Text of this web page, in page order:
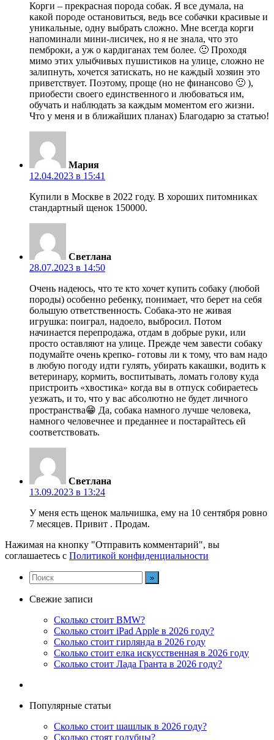
Корги – прекрасная порода собак. Я все думала, на
какой породе остановиться, ведь все собачки красивые и
уникальные, одну выбрать сложно. Мне всегда корги
напоминали мини-лисичек, но я не знала, что это
пемброки, а уж о кардиганах тем более. 🙂 Проходя
мимо этих улыбчивых пушистиков на улице, сложно не
залипнуть, хочется затискать, но не каждый хозяин это
приветствует. Поэтому, проще (но не финансово 🙂 ),
приобести своего единственного и любоваться им,
обучать и наблюдать за каждым моментом его жизни.
Что у меня и в ближайших планах) Благодарю за статью!
Мария
12.04.2023 в 15:41
Купили в Москве в 2022 году. В хороших питомниках
стандартный щенок 150000.
Светлана
28.07.2023 в 14:50
Очень надеюсь, что те кто хочет купить собаку (любой
породы) особенно ребенку, понимает, что берет на себя
большую ответственность. Собака-это не живая
игрушка: поиграл, надоело, выбросил. Потом
начинается перепродажа, отдам в добрые руки, или
просто оставляют на улице. Прежде чем завести собаку
подумайте очень крепко- готовы ли к тому, что вам надо
в любую погоду идти гулять, убирать какашки, водить к
ветеринару, кормить, воспитывать, ломать голову куда
пристроить «хвостика» когда вы в отпуск собираетесь
уезжать, и то, что у вас абсолютно не будет личного
пространства😁 Да, собака намного лучше человека,
намного человечнее и преданнее и постарайтесь ей
соответствовать.
Светлана
13.09.2023 в 13:24
У меня есть щенок мальчишка, ему на 10 сентября ровно
7 месяцев. Привит . Продам.
Нажимая на кнопку "Отправить комментарий", вы
соглашаетесь с Политикой конфиденциальности
Свежие записи
Сколько стоит BMW?
Сколько стоит iPad Apple в 2026 году?
Сколько стоит гирлянда в 2026 году
Сколько стоит елка искусственная в 2026 году
Сколько стоит Лада Гранта в 2026 году?
Популярные статьи
Сколько стоит шашлык в 2026 году?
Сколько стоят голубцы?